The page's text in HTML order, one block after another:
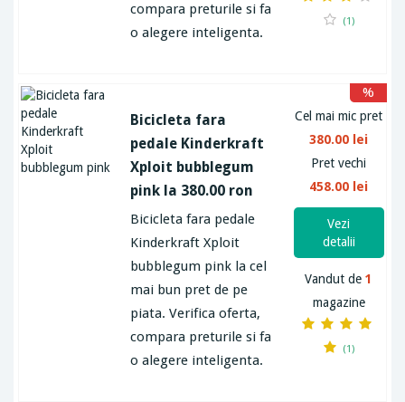
compara preturile si fa
o alegere inteligenta.
(1)
Bicicleta fara
pedale Kinderkraft
Xploit bubblegum
pink la 380.00 ron
Bicicleta fara pedale
Kinderkraft Xploit
bubblegum pink la cel
mai bun pret de pe
piata. Verifica oferta,
compara preturile si fa
o alegere inteligenta.
Cel mai mic pret
380.00 lei
Pret vechi
458.00 lei
%
Vezi
detalii
Vandut de1
magazine
(1)